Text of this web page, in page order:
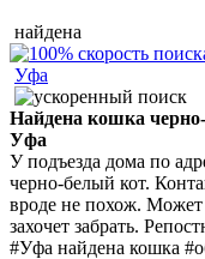
найдена
Уфа
Найдена кошка
Уфа
У подъезда дома по
черно-белый кот.
вроде не похож. Может
захочет забрать.
#Уфа найдена кошка